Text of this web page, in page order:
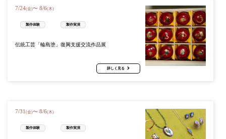
7/24(金)〜 8/6(木)
製作体験 製作実演
伝統工芸「輪島塗」復興支援交流作品展
詳しく見る
7/31 (金)〜 8/6(木)
製作体験 製作実演